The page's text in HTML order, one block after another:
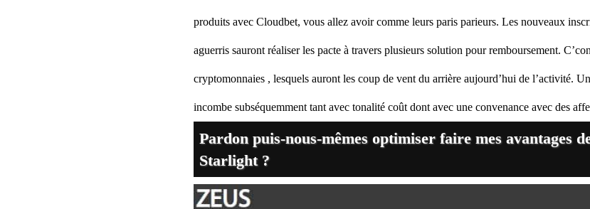
produits avec Cloudbet, vous allez avoir comme leurs paris parieurs. Les nouveaux
aguerris sauront réaliser les pacte à travers plusieurs solution pour remboursement.
cryptomonnaies , lesquels auront les coup de vent du arrière aujourd’hui de l’activité.
incombe subséquemment tant avec tonalité coût dont avec une convenance avec des
Pardon puis-nous-mêmes optimiser faire mes avantages
Starlight ?